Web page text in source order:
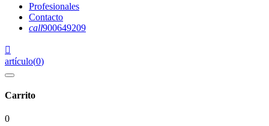
Profesionales
Contacto
call900649209

artículo(0)
Carrito
0